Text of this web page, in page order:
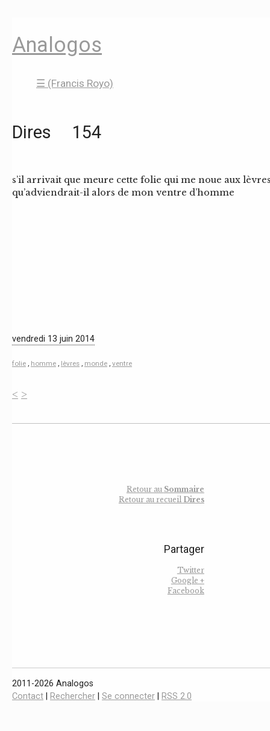
Analogos
☰ (Francis Royo)
Dires 154
s’il arrivait que meure cette folie qui me noue aux
qu’adviendrait-il alors de mon ventre d’homme
vendredi 13 juin 2014
folie , homme , lèvres , monde , ventre
< >
Retour au Sommaire
Retour au recueil Dires
Partager
Twitter
Google +
Facebook
2011-2026 Analogos
Contact
Rechercher Se connecter RSS 2.0